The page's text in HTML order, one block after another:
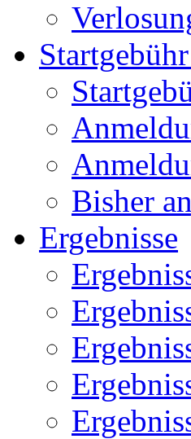
Bisher
Ergebnisse